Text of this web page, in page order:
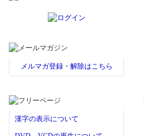
メルマガ登録・解除はこちら
漢字の表示について